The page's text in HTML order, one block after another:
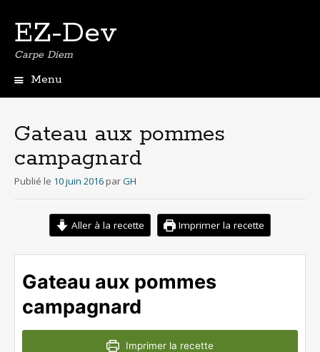
EZ-Dev
Carpe Diem
Menu
principal
Gateau aux pommes
campagnard
Publié le 10 juin 2016 parGH
Aller à la recette Imprimer la recette
Gateau aux pommes
campagnard
Imprimer la recette